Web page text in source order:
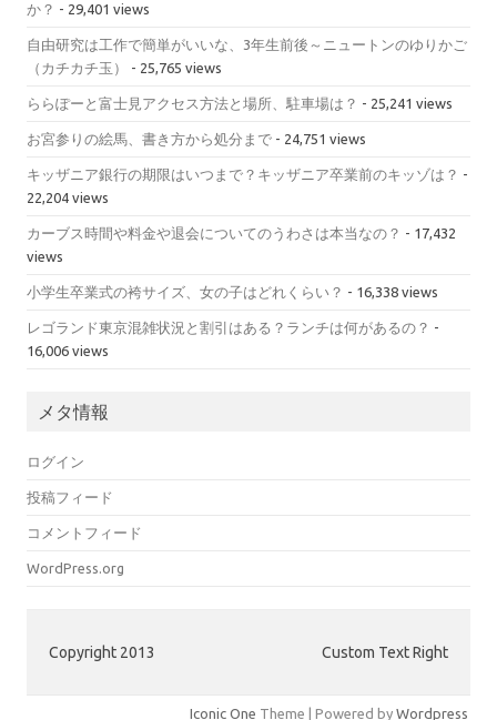
か？ - 29,401 views
自由研究は工作で簡単がいいな、3年生前後～ニュートンのゆりかご
（カチカチ玉）
- 25,765 views
ららぽーと富士見アクセス方法と場所、駐車場は？ - 25,241 views
お宮参りの絵馬、書き方から処分まで - 24,751 views
キッザニア銀行の期限はいつまで？キッザニア卒業前のキッゾは？ -
22,204 views
カーブス時間や料金や退会についてのうわさは本当なの？ - 17,432
views
小学生卒業式の袴サイズ、女の子はどれくらい？ - 16,338 views
レゴランド東京混雑状況と割引はある？ランチは何があるの？ -
16,006 views
メタ情報
ログイン
投稿フィード
コメントフィード
WordPress.org
Copyright 2013 Custom Text Right
Iconic One Theme | Powered by Wordpress